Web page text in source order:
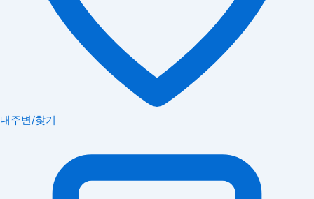
내주변/찾기